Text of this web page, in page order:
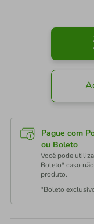
Pague com
ou Boleto
Você pode
Boleto* caso
produto.
*Boleto